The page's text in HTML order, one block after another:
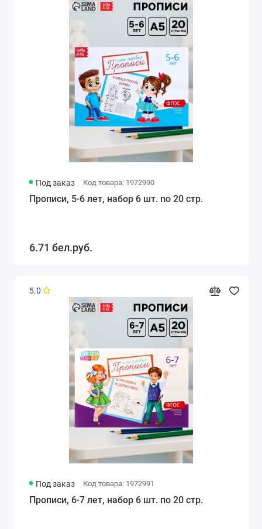
Под заказ Код товара: 1972990
Прописи, 5-6 лет, набор 6 шт. по 20 стр.
6.71 бел.руб.
5.0
Под заказ Код товара: 1972991
Прописи, 6-7 лет, набор 6 шт. по 20 стр.